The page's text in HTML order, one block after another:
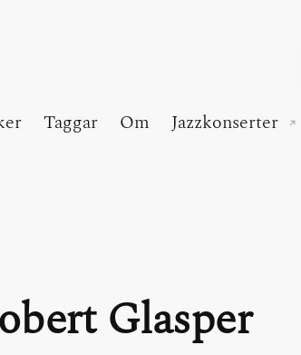
Taggar Om Jazzkonserter
Glasper